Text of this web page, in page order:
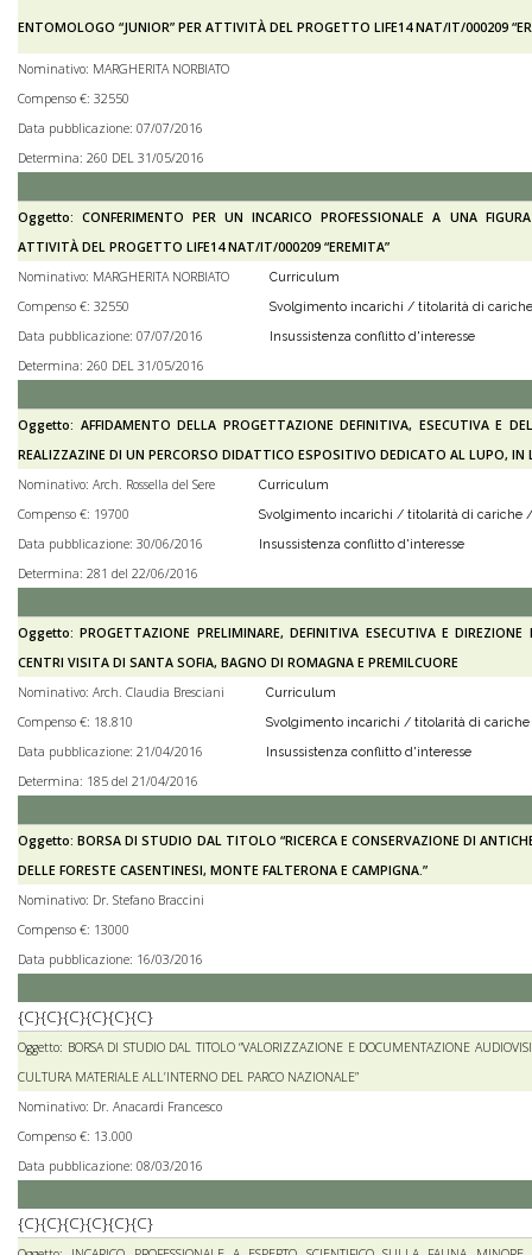
ENTOMOLOGO “JUNIOR” PER ATTIVITÀ DEL PROGETTO LIFE14 NAT/IT/000209
Nominativo: MARGHERITA NORBIATO
Compenso €: 32550
Data pubblicazione: 07/07/2016
Determina: 260 DEL 31/05/2016
Oggetto: CONFERIMENTO PER UN INCARICO PROFESSIONALE A UNA
ATTIVITÀ DEL PROGETTO LIFE14 NAT/IT/000209 “EREMITA”
Nominativo: MARGHERITA NORBIATO
Curriculum
Compenso €: 32550 Svolgimento incarichi / titolarità di
Data pubblicazione: 07/07/2016 Insussistenza conflitto d'interesse
Determina: 260 DEL 31/05/2016
Oggetto: AFFIDAMENTO DELLA PROGETTAZIONE DEFINITIVA, ESECUTIVA E
REALIZZAZINE DI UN PERCORSO DIDATTICO ESPOSITIVO DEDICATO AL LUPO,
Nominativo: Arch. Rossella del Sere
Curriculum
Compenso €: 19700 Svolgimento incarichi / titolarità di cariche
Data pubblicazione: 30/06/2016 Insussistenza conflitto d'interesse
Determina: 281 del 22/06/2016
Oggetto: PROGETTAZIONE PRELIMINARE, DEFINITIVA ESECUTIVA E
CENTRI VISITA DI SANTA SOFIA, BAGNO DI ROMAGNA E PREMILCUORE
Nominativo: Arch. Claudia Bresciani
Curriculum
Compenso €: 18.810 Svolgimento incarichi / titolarità di
Data pubblicazione: 21/04/2016 Insussistenza conflitto d'interesse
Determina: 185 del 21/04/2016
Oggetto: BORSA DI STUDIO DAL TITOLO “RICERCA E CONSERVAZIONE DI
DELLE FORESTE CASENTINESI, MONTE FALTERONA E CAMPIGNA.”
Nominativo: Dr. Stefano Braccini
Compenso €: 13000
Data pubblicazione: 16/03/2016
{C}{C}{C}{C}{C}{C}
Oggetto: BORSA DI STUDIO DAL TITOLO “VALORIZZAZIONE E DOCUMENTAZIONE
CULTURA MATERIALE ALL’INTERNO DEL PARCO NAZIONALE”
Nominativo: Dr. Anacardi Francesco
Compenso €: 13.000
Data pubblicazione: 08/03/2016
{C}{C}{C}{C}{C}{C}